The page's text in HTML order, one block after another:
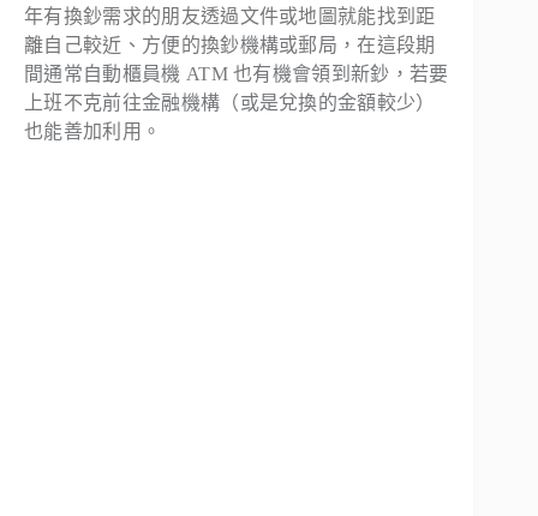
年有換鈔需求的朋友透過文件或地圖就能找到距
離自己較近、方便的換鈔機構或郵局，在這段期
間通常自動櫃員機 ATM 也有機會領到新鈔，若要
上班不克前往金融機構（或是兌換的金額較少）
也能善加利用。